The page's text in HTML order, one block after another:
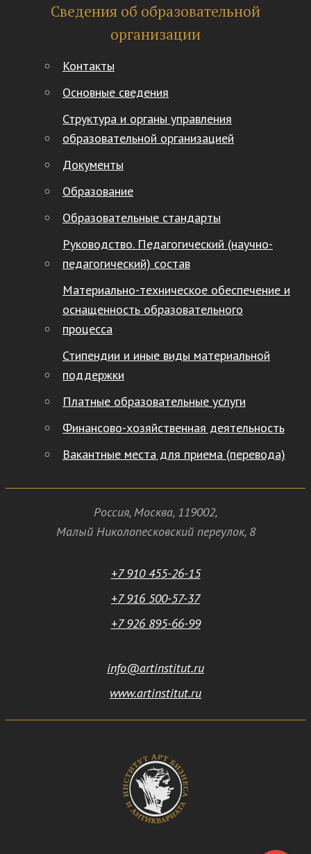
Сведения об образовательной
организации
Контакты
Основные сведения
Структура и органы управления
образовательной организацией
Документы
Образование
Образовательные стандарты
Руководство. Педагогический (научно-
педагогический) состав
Материально-техническое обеспечение и
оснащенность образовательного
процесса
Стипендии и иные виды материальной
поддержки
Платные образовательные услуги
Финансово-хозяйственная деятельность
Вакантные места для приема (перевода)
Россия, Москва, 119002,
Малый Николопесковский переулок,8
+7 910 455-26-15
+7 916 500-57-37
+7 926 895-66-99
info@artinstitut.ru
www.artinstitut.ru